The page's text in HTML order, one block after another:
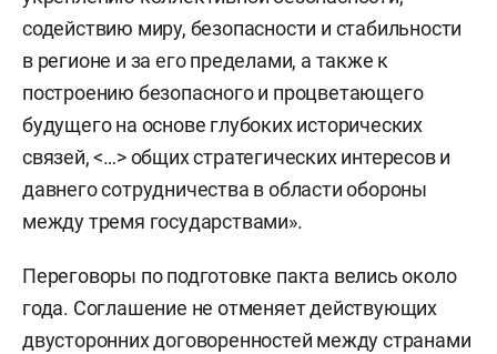
содействию миру, безопасности и стабильности
в регионе и за его пределами, а также к
построению безопасного и процветающего
будущего на основе глубоких исторических
связей, <…> общих стратегических интересов и
давнего сотрудничества в области обороны
между тремя государствами».
Переговоры по подготовке пакта велись около
года. Соглашение не отменяет действующих
двусторонних договоренностей между странами